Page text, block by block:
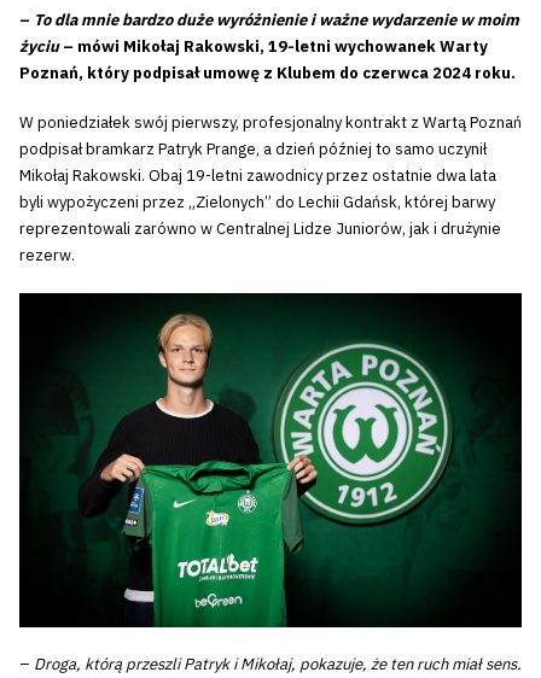
– To dla mnie bardzo duże wyróżnienie i ważne wydarzenie w moim
życiu– mówi Mikołaj Rakowski, 19-letni wychowanek Warty
Poznań, który podpisał umowę z Klubem do czerwca 2024 roku.
W poniedziałek swój pierwszy, profesjonalny kontrakt z Wartą Poznań
podpisał bramkarz Patryk Prange, a dzień później to samo uczynił
Mikołaj Rakowski. Obaj 19-letni zawodnicy przez ostatnie dwa lata
byli wypożyczeni przez „Zielonych” do Lechii Gdańsk, której barwy
reprezentowali zarówno w Centralnej Lidze Juniorów, jak i drużynie
rezerw.
– Droga, którą przeszli Patryk i Mikołaj, pokazuje, że ten ruch miał sens.